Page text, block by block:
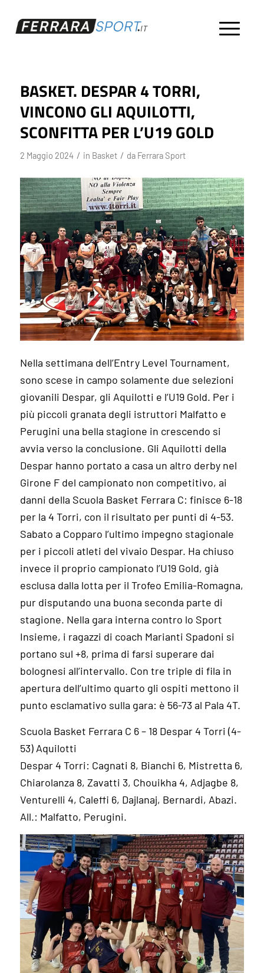
BASKET. DESPAR 4 TORRI,
VINCONO GLI AQUILOTTI,
SCONFITTA PER L’U19 GOLD
2 Maggio 2024 / in Basket / da Ferrara Sport
Nella settimana dell’Entry Level Tournament,
sono scese in campo solamente due selezioni
giovanili Despar, gli Aquilotti e l’U19 Gold. Per i
più piccoli granata degli istruttori Malfatto e
Perugini una bella stagione in crescendo si
avvia verso la conclusione. Gli Aquilotti della
Despar hanno portato a casa un altro derby nel
Girone F del campionato non competitivo, ai
danni della Scuola Basket Ferrara C: finisce 6-18
per la 4 Torri, con il risultato per punti di 4-53.
Sabato a Copparo l’ultimo impegno stagionale
per i piccoli atleti del vivaio Despar. Ha chiuso
invece il proprio campionato l’U19 Gold, già
esclusa dalla lotta per il Trofeo Emilia-Romagna,
pur disputando una buona seconda parte di
stagione. Nella gara interna contro lo Sport
Insieme, i ragazzi di coach Marianti Spadoni si
portano sul +8, prima di farsi superare dai
bolognesi all’intervallo. Con tre triple di fila in
apertura dell’ultimo quarto gli ospiti mettono il
punto esclamativo sulla gara: è 56-73 al Pala 4T.
Scuola Basket Ferrara C 6 – 18 Despar 4 Torri (4-
53) Aquilotti
Despar 4 Torri: Cagnati 8, Bianchi 6, Mistretta 6,
Chiarolanza 8, Zavatti 3, Chouikha 4, Adjagbe 8,
Venturelli 4, Caleffi 6, Dajlanaj, Bernardi, Abazi.
All.: Malfatto, Perugini.